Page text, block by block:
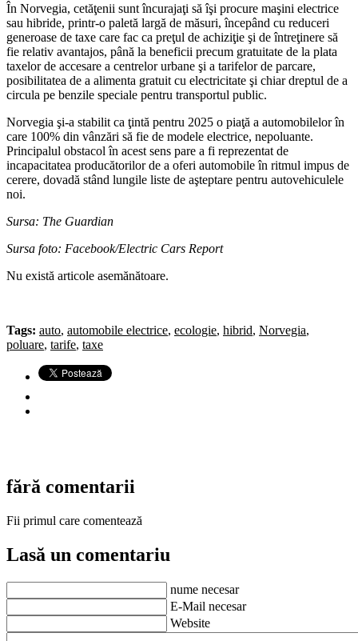
În Norvegia, cetăţenii sunt încurajaţi să îşi procure maşini electrice
sau hibride, printr-o paletă largă de măsuri, începând cu reduceri
generoase de taxe care fac ca preţul de achiziţie şi de întreţinere să
fie relativ avantajos, până la beneficii precum gratuitate de la plata
taxelor de accesare a centrelor urbane şi a tarifelor de parcare,
posibilitatea de a alimenta gratuit cu electricitate şi chiar dreptul de a
circula pe benzile speciale pentru transportul public.
Norvegia şi-a stabilit ca ţintă pentru 2025 o piaţă a automobilelor în
care 100% din vânzări să fie de modele electrice, nepoluante.
Principalul obstacol în acest sens pare a fi reprezentat de
incapacitatea producătorilor de a oferi automobile în ritmul impus de
cerere, dovadă stând lungile liste de aşteptare pentru autovehiculele
noi.
Sursa: The Guardian
Sursa foto: Facebook/Electric Cars Report
Nu există articole asemănătoare.
Tags: auto, automobile electrice, ecologie, hibrid, Norvegia,
poluare, tarife, taxe
fără comentarii
Fii primul care comentează
Lasă un comentariu
nume necesar
E-Mail necesar
Website